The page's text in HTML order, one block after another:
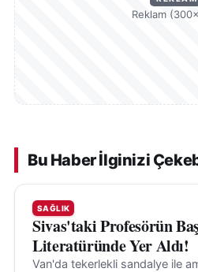
Reklam
Bu Haber İlginizi
SAĞLIK
Sivas'taki Profesörün
Literatüründe Yer Aldı!
Van'da tekerlekli sandalye ile